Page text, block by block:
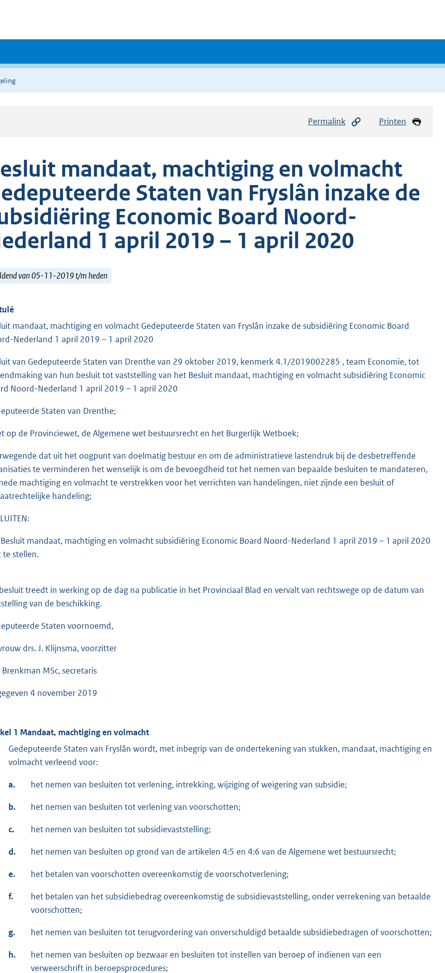
Permalink Printen
mandaat, machtiging en volmacht
Staten van Fryslân inzake de
Economic Board Noord-
1 april 2019 – 1 april 2020
van 05-11-2019 t/m heden
mandaat, machtiging en volmacht Gedeputeerde Staten van Fryslân inzake de subsidiëring Economic Board
Nederland 1 april 2019 – 1 april 2020
van Gedeputeerde Staten van Drenthe van 29 oktober 2019, kenmerk 4.1/2019002285 , team Economie, tot
van hun besluit tot vaststelling van het Besluit mandaat, machtiging en volmacht subsidiëring Economic
Noord-Nederland 1 april 2019 – 1 april 2020
Staten van Drenthe;
op de Provinciewet, de Algemene wet bestuursrecht en het Burgerlijk Wetboek;
dat uit het oogpunt van doelmatig bestuur en om de administratieve lastendruk bij de desbetreffende
te verminderen het wenselijk is om de bevoegdheid tot het nemen van bepaalde besluiten te mandateren,
machtiging en volmacht te verstrekken voor het verrichten van handelingen, niet zijnde een besluit of
handeling;
mandaat, machtiging en volmacht subsidiëring Economic Board Noord-Nederland 1 april 2019 – 1 april 2020
te stellen.
treedt in werking op de dag na publicatie in het Provinciaal Blad en vervalt van rechtswege op de datum van
van de beschikking.
Staten voornoemd,
drs. J. Klijnsma, voorzitter
Brenkman MSc, secretaris
4 november 2019
1 Mandaat, machtiging en volmacht
Gedeputeerde Staten van Fryslân wordt, met inbegrip van de ondertekening van stukken, mandaat, machtiging en
volmacht verleend voor:
a. het nemen van besluiten tot verlening, intrekking, wijziging of weigering van subsidie;
b. het nemen van besluiten tot verlening van voorschotten;
c. het nemen van besluiten tot subsidievaststelling;
d. het nemen van besluiten op grond van de artikelen 4:5 en 4:6 van de Algemene wet bestuursrecht;
e. het betalen van voorschotten overeenkomstig de voorschotverlening;
f.
het betalen van het subsidiebedrag overeenkomstig de subsidievaststelling, onder verrekening van betaalde
voorschotten;
g. het nemen van besluiten tot terugvordering van onverschuldigd betaalde subsidiebedragen of voorschotten;
h.
het nemen van besluiten op bezwaar en besluiten tot instellen van beroep of indienen van een
verweerschrift in beroepsprocedures;